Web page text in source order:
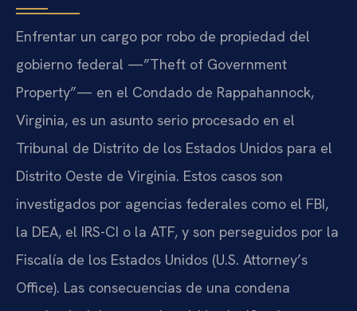
Enfrentar un cargo por robo de propiedad del
gobierno federal —”Theft of Government
Property”— en el Condado de Rappahannock,
Virginia, es un asunto serio procesado en el
Tribunal de Distrito de los Estados Unidos para el
Distrito Oeste de Virginia. Estos casos son
investigados por agencias federales como el FBI,
la DEA, el IRS-CI o la ATF, y son perseguidos por la
Fiscalía de los Estados Unidos (U.S. Attorney’s
Office). Las consecuencias de una condena